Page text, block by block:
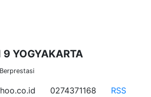
9 YOGYAKARTA
0274371168
RSS